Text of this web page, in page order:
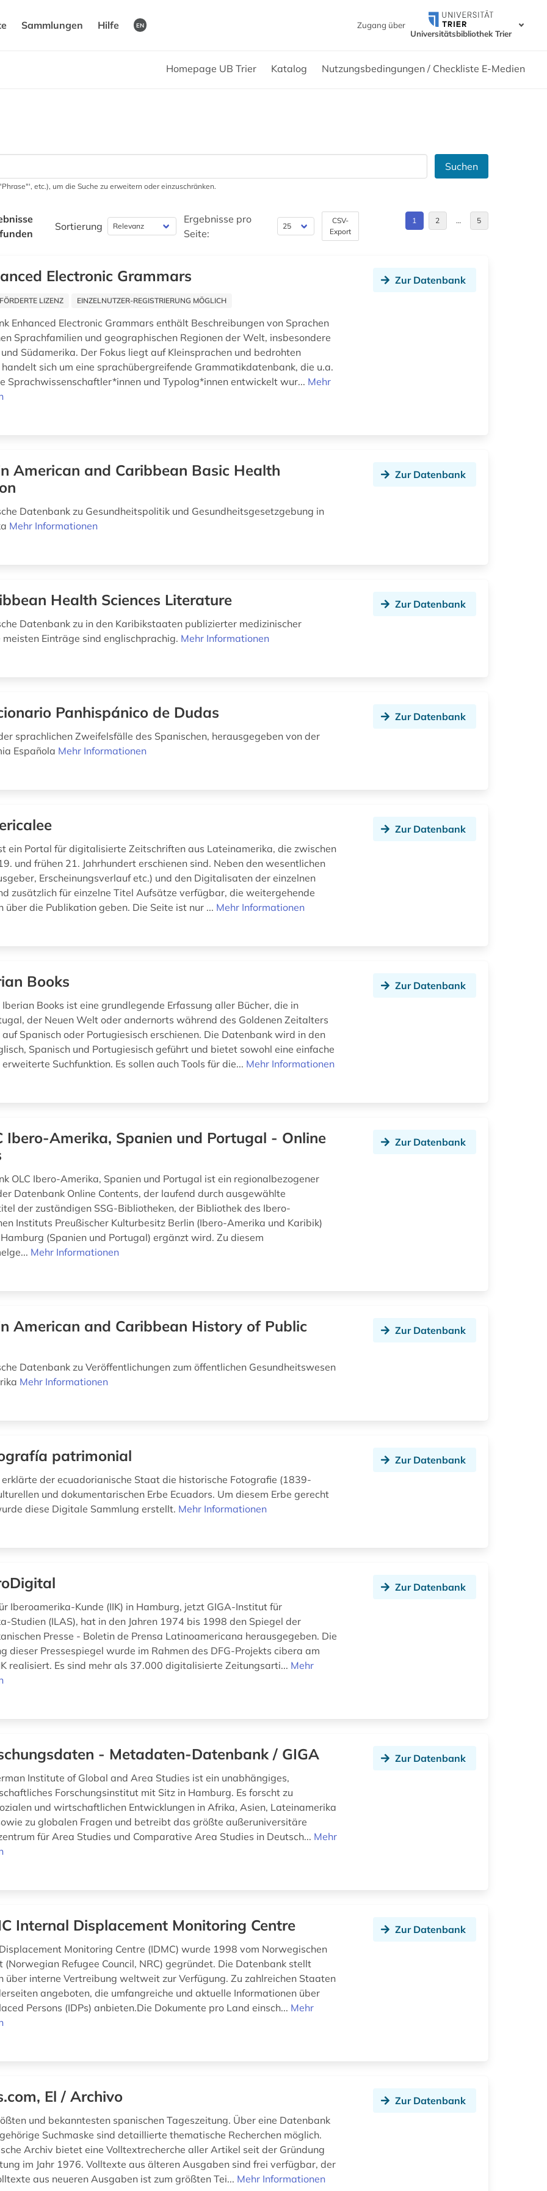
Sammlungen Hilfe EN
Zugang über
Universitätsbibliothek Trier
Homepage UB Trier Katalog Nutzungsbedingungen / Checkliste E-Medien
Suchen
etc.), um die Suche zu erweitern oder einzuschränken.
Sortierung
Ergebnisse pro
Seite:
CSV-
Export
1 2 … 5
Electronic Grammars
LIZENZ EINZELNUTZER-REGISTRIERUNG MÖGLICH
Enhanced Electronic Grammars enthält Beschreibungen von Sprachen
Sprachfamilien und geographischen Regionen der Welt, insbesondere
Südamerika. Der Fokus liegt auf Kleinsprachen und bedrohten
handelt sich um eine sprachübergreifende Grammatikdatenbank, die u.a.
Sprachwissenschaftler*innen und Typolog*innen entwickelt wur... Mehr
Zur Datenbank
American and Caribbean Basic Health
Datenbank zu Gesundheitspolitik und Gesundheitsgesetzgebung in
Mehr Informationen
Zur Datenbank
Health Sciences Literature
Datenbank zu in den Karibikstaaten publizierter medizinischer
Einträge sind englischprachig. Mehr Informationen
Zur Datenbank
Panhispánico de Dudas
sprachlichen Zweifelsfälle des Spanischen, herausgegeben von der
Española Mehr Informationen
Zur Datenbank
ein Portal für digitalisierte Zeitschriften aus Lateinamerika, die zwischen
und frühen 21. Jahrhundert erschienen sind. Neben den wesentlichen
Erscheinungsverlauf etc.) und den Digitalisaten der einzelnen
zusätzlich für einzelne Titel Aufsätze verfügbar, die weitergehende
über die Publikation geben. Die Seite ist nur ... Mehr Informationen
Zur Datenbank
Books
Books ist eine grundlegende Erfassung aller Bücher, die in
der Neuen Welt oder andernorts während des Goldenen Zeitalters
Spanisch oder Portugiesisch erschienen. Die Datenbank wird in den
Spanisch und Portugiesisch geführt und bietet sowohl eine einfache
Suchfunktion. Es sollen auch Tools für die... Mehr Informationen
Zur Datenbank
Ibero-Amerika, Spanien und Portugal - Online
OLC Ibero-Amerika, Spanien und Portugal ist ein regionalbezogener
Datenbank Online Contents, der laufend durch ausgewählte
der zuständigen SSG-Bibliotheken, der Bibliothek des Ibero-
Instituts Preußischer Kulturbesitz Berlin (Ibero-Amerika und Karibik)
(Spanien und Portugal) ergänzt wird. Zu diesem
Mehr Informationen
Zur Datenbank
American and Caribbean History of Public
Datenbank zu Veröffentlichungen zum öffentlichen Gesundheitswesen
Mehr Informationen
Zur Datenbank
patrimonial
erklärte der ecuadorianische Staat die historische Fotografie (1839-
und dokumentarischen Erbe Ecuadors. Um diesem Erbe gerecht
diese Digitale Sammlung erstellt. Mehr Informationen
Zur Datenbank
Iberoamerika-Kunde (IIK) in Hamburg, jetzt GIGA-Institut für
Studien (ILAS), hat in den Jahren 1974 bis 1998 den Spiegel der
Presse - Boletin de Prensa Latinoamericana herausgegeben. Die
dieser Pressespiegel wurde im Rahmen des DFG-Projekts cibera am
realisiert. Es sind mehr als 37.000 digitalisierte Zeitungsarti... Mehr
Zur Datenbank
- Metadaten-Datenbank / GIGA
Institute of Global and Area Studies ist ein unabhängiges,
Forschungsinstitut mit Sitz in Hamburg. Es forscht zu
und wirtschaftlichen Entwicklungen in Afrika, Asien, Lateinamerika
zu globalen Fragen und betreibt das größte außeruniversitäre
für Area Studies und Comparative Area Studies in Deutsch... Mehr
Zur Datenbank
Internal Displacement Monitoring Centre
Monitoring Centre (IDMC) wurde 1998 vom Norwegischen
(Norwegian Refugee Council, NRC) gegründet. Die Datenbank stellt
über interne Vertreibung weltweit zur Verfügung. Zu zahlreichen Staaten
angeboten, die umfangreiche und aktuelle Informationen über
Persons (IDPs) anbieten.Die Dokumente pro Land einsch... Mehr
Zur Datenbank
El / Archivo
und bekanntesten spanischen Tageszeitung. Über eine Datenbank
Suchmaske sind detaillierte thematische Recherchen möglich.
Archiv bietet eine Volltextrecherche aller Artikel seit der Gründung
im Jahr 1976. Volltexte aus älteren Ausgaben sind frei verfügbar, der
aus neueren Ausgaben ist zum größten Tei... Mehr Informationen
Zur Datenbank